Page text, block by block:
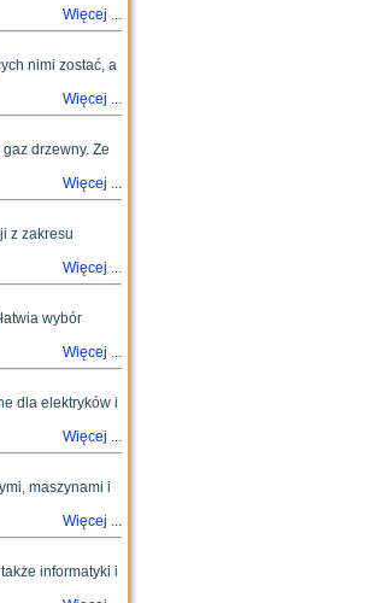
Więcej ...
nimi zostać, a
Więcej ...
drzewny. Ze
Więcej ...
z zakresu
Więcej ...
wybór
Więcej ...
dla elektryków i
Więcej ...
maszynami i
Więcej ...
informatyki i